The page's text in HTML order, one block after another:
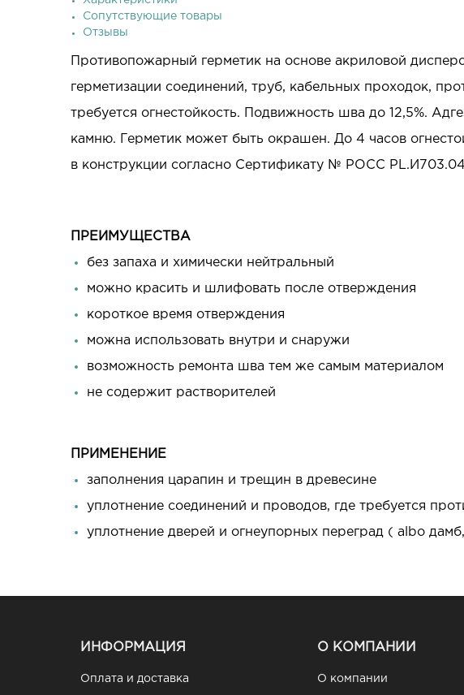
Сопутствующие товары
Отзывы
Противопожарный герметик на основе акриловой
герметизации соединений, труб, кабельных проходок,
требуется огнестойкость. Подвижность шва до 12,5%.
камню. Герметик может быть окрашен. До 4 часов
в конструкции согласно Сертификату № РОСС
ПРЕИМУЩЕСТВА
без запаха и химически нейтральный
можно красить и шлифовать после отверждения
короткое время отверждения
можна использовать внутри и снаружи
возможность ремонта шва тем же самым материалом
не содержит растворителей
ПРИМЕНЕНИЕ
заполнения царапин и трещин в древесине
уплотнение соединений и проводов, где требуется
уплотнение дверей и огнеупорных переград ( albo
ИНФОРМАЦИЯ
Оплата и доставка
О КОМПАНИИ
О компании